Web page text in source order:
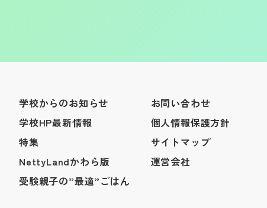
学校からのお知らせ
学校HP最新情報
特集
NettyLandかわら版
受験親子の”最適”ごはん
お問い合わせ
個人情報保護方針
サイトマップ
運営会社